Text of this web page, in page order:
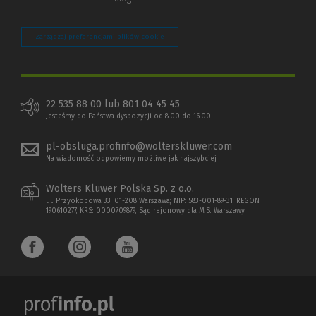
Zarządzaj preferencjami plików cookie
22 535 88 00 lub 801 04 45 45
Jesteśmy do Państwa dyspozycji od 8:00 do 16:00
pl-obsluga.profinfo@wolterskluwer.com
Na wiadomość odpowiemy możliwe jak najszybciej.
Wolters Kluwer Polska Sp. z o.o.
ul. Przyokopowa 33, 01-208 Warszawa; NIP: 583-001-89-31, REGON:
190610277, KRS: 0000709879, Sąd rejonowy dla M.S. Warszawy